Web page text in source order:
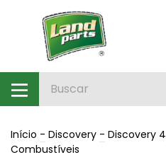
Início - Discovery - Discovery 4
Combustíveis